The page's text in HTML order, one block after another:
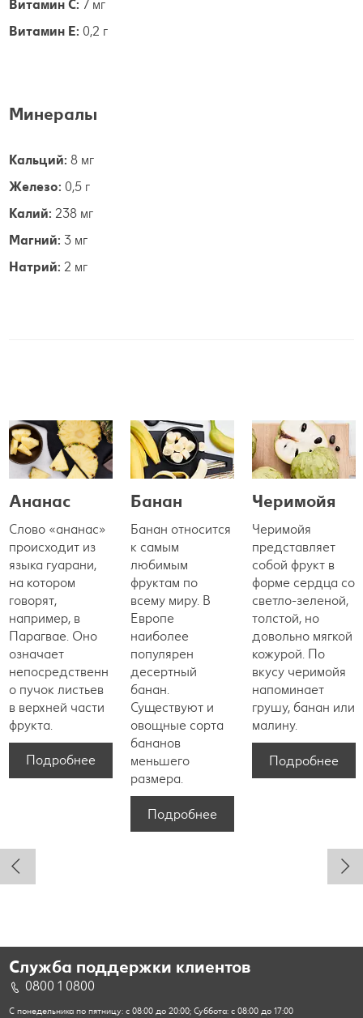
Витамин С: 7 мг
Витамин E: 0,2 г
Минералы
Кальций: 8 мг
Железо: 0,5 г
Калий: 238 мг
Магний: 3 мг
Натрий: 2 мг
Ананас
Слово «ананас»
происходит из
языка гуарани,
на котором
говорят,
например, в
Парагвае. Оно
означает
непосредственн
о пучок листьев
в верхней части
фрукта.
Подробнее
Банан
Банан относится
к самым
любимым
фруктам по
всему миру. В
Европе
наиболее
популярен
десертный
банан.
Существуют и
овощные сорта
бананов
меньшего
размера.
Подробнее
Черимойя
Черимойя
представляет
собой фрукт в
форме сердца со
светло-зеленой,
толстой, но
довольно мягкой
кожурой. По
вкусу черимойя
напоминает
грушу, банан или
малину.
Подробнее
Служба поддержки клиентов
0800 1 0800
С понедельника по пятницу: с 08:00 до 20:00; Суббота: с 08:00 до 17:00